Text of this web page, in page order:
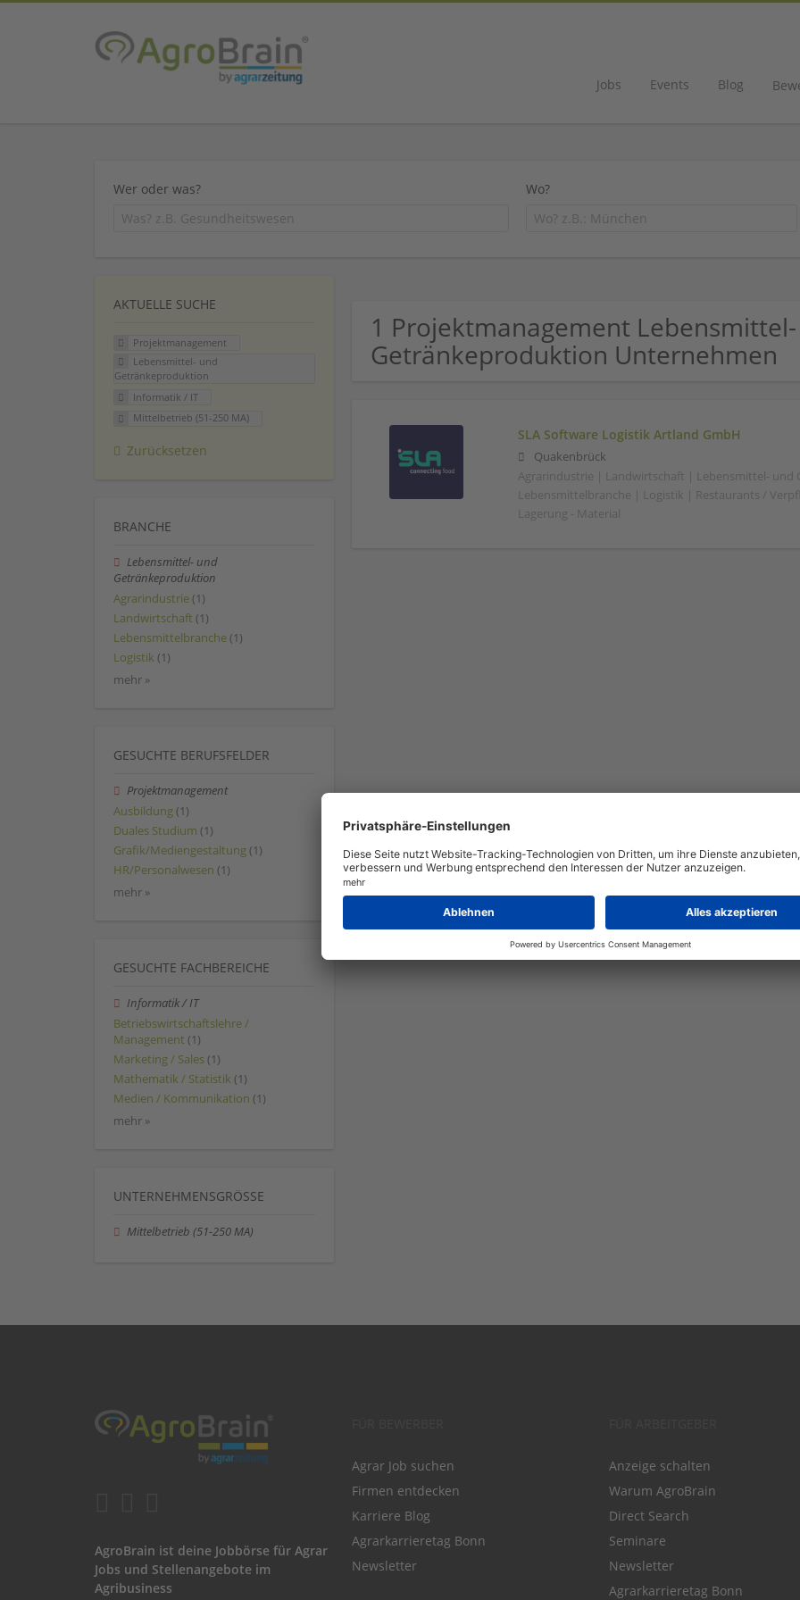
Jobs Events Blog
Wer oder was? Wo?
1 Projektmanagement
Getränkeproduktion Unternehmen
SLA Software Logistik Artland GmbH
Quakenbrück
Agrarindustrie | Landwirtschaft | Lebensmittel- und
Lebensmittelbranche | Logistik | Restaurants /
Lagerung - Material
AKTUELLE SUCHE
Projektmanagement
Lebensmittel- und
Getränkeproduktion
Informatik / IT
Mittelbetrieb (51-250 MA)
Zurücksetzen
BRANCHE
Lebensmittel- und
Getränkeproduktion
Agrarindustrie (1)
Landwirtschaft (1)
Lebensmittelbranche (1)
Logistik (1)
mehr »
GESUCHTE BERUFSFELDER
Projektmanagement
Ausbildung (1)
Duales Studium (1)
Grafik/Mediengestaltung (1)
HR/Personalwesen (1)
mehr »
GESUCHTE FACHBEREICHE
Informatik / IT
Betriebswirtschaftslehre /
Management (1)
Marketing / Sales (1)
Mathematik / Statistik (1)
Medien / Kommunikation (1)
mehr »
UNTERNEHMENSGRÖSSE
Mittelbetrieb (51-250 MA)
AgroBrain ist deine Jobbörse für Agrar
Jobs und Stellenangebote im
Agribusiness
Agrar Job suchen
Firmen entdecken
Karriere Blog
Agrarkarrieretag Bonn
Newsletter
Anzeige schalten
Warum AgroBrain
Direct Search
Seminare
Newsletter
Agrarkarrieretag Bonn